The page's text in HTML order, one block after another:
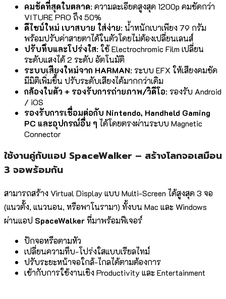
คมชัดที่สุดในตลาด: ความละเอียดสูงสุด 1200p คมชัดกว่า
VITURE PRO ถึง 50%
ดีไซน์ใหม่ เบาสบาย ใส่ง่าย: น้ำหนักเบาเพียง 79 กรัม
พร้อมปรับค่าสายตาได้ในตัวโดยไม่ต้องเปลี่ยนเลนส์
ปรับทึบและโปร่งใส: ใช้ Electrochromic Film เปลี่ยน
ระดับแสงได้ 2 ระดับ อัตโนมัติ
ระบบเสียงใหม่จาก HARMAN: ระบบ EFX ให้เสียงคมชัด
มีมิติเพิ่มขึ้น ปรับระดับเสียงได้มากกว่าเดิม
กล้องในตัว + รองรับการถ่ายภาพ/วิดีโอ: รองรับ Android
/ iOS
รองรับการเชื่อมต่อกับ Nintendo, Handheld Gaming
PC และอุปกรณ์อื่น ๆ ได้โดยตรงผ่านระบบ Magnetic
Connector
ใช้งานคู่กับแอป SpaceWalker – สร้างโลกจอเสมือน
3 จอพร้อมกัน
สามารถสร้าง Virtual Display แบบ Multi-Screen ได้สูงสุด 3 จอ
(แนวตั้ง, แนวนอน, หรือพาโนรามา) ทั้งบน Mac และ Windows
ผ่านแอป SpaceWalkerที่มาพร้อมฟีเจอร์
ปักจอหรือตามหัว
เปลี่ยนความทึบ-โปร่งใสแบบเรียลไทม์
ปรับระยะหน้าจอใกล้-ไกลได้ตามต้องการ
เข้ากับการใช้งานเชิง Productivity และ Entertainment